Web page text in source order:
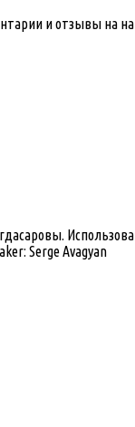
и отзывы на
Serge Avagyan